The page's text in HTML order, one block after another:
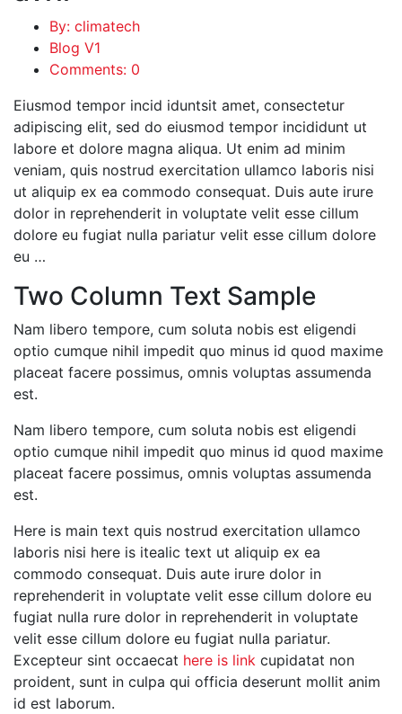
By: climatech
Blog V1
Comments: 0
Eiusmod tempor incid iduntsit amet, consectetur
adipiscing elit, sed do eiusmod tempor incididunt ut
labore et dolore magna aliqua. Ut enim ad minim
veniam, quis nostrud exercitation ullamco laboris nisi
ut aliquip ex ea commodo consequat. Duis aute irure
dolor in reprehenderit in voluptate velit esse cillum
dolore eu fugiat nulla pariatur velit esse cillum dolore
eu …
Two Column Text Sample
Nam libero tempore, cum soluta nobis est eligendi
optio cumque nihil impedit quo minus id quod maxime
placeat facere possimus, omnis voluptas assumenda
est.
Nam libero tempore, cum soluta nobis est eligendi
optio cumque nihil impedit quo minus id quod maxime
placeat facere possimus, omnis voluptas assumenda
est.
Here is main text quis nostrud exercitation ullamco
laboris nisi here is itealic text ut aliquip ex ea
commodo consequat. Duis aute irure dolor in
reprehenderit in voluptate velit esse cillum dolore eu
fugiat nulla rure dolor in reprehenderit in voluptate
velit esse cillum dolore eu fugiat nulla pariatur.
Excepteur sint occaecat here is link cupidatat non
proident, sunt in culpa qui officia deserunt mollit anim
id est laborum.